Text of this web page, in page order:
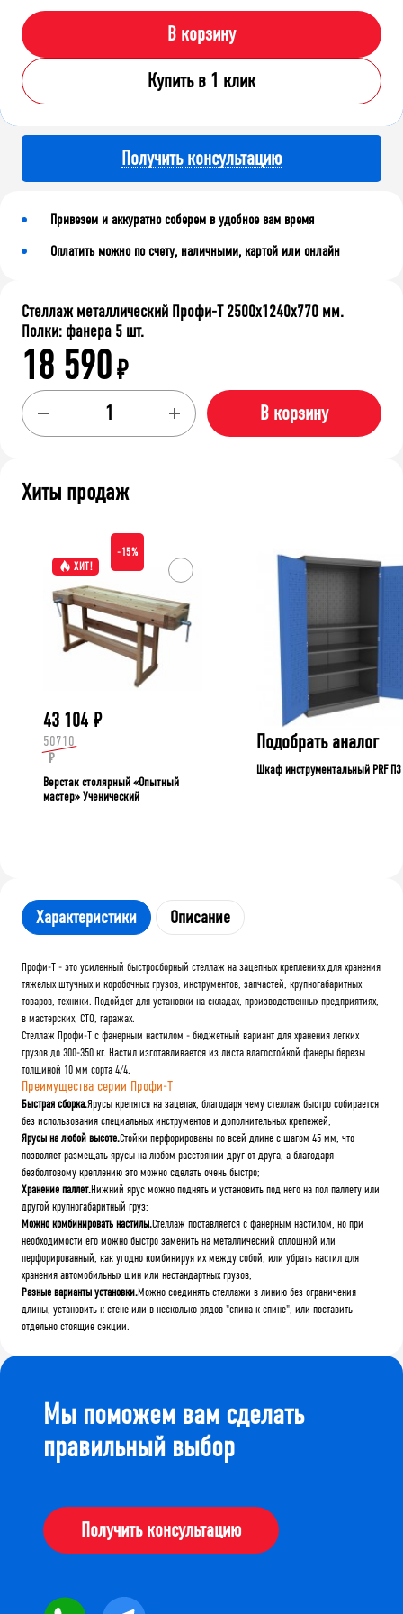
В корзину
Купить в 1 клик
Получить консультацию
Привезем и аккуратно соберем в удобное вам время
Оплатить можно по счету, наличными, картой или онлайн
Стеллаж металлический Профи-Т 2500x1240x770 мм.
Полки: фанера 5 шт.
18 590₽
В корзину
Хиты продаж
ХИТ!
-15%
43 104 ₽
50710
₽
Верстак столярный «Опытный
мастер» Ученический
Подобрать аналог
Шкаф инструментальный PRF П3
Характеристики Описание
Профи-Т - это усиленный быстросборный стеллаж на зацепных креплениях для хранения
тяжелых штучных и коробочных грузов, инструментов, запчастей, крупногабаритных
товаров, техники. Подойдет для установки на складах, производственных предприятиях,
в мастерских, СТО, гаражах.
Стеллаж Профи-Т с фанерным настилом - бюджетный вариант для хранения легких
грузов до 300-350 кг. Настил изготавливается из листа влагостойкой фанеры березы
толщиной 10 мм сорта 4/4.
Преимущества серии Профи-Т
Быстрая сборка.Ярусы крепятся на зацепах, благодаря чему стеллаж быстро собирается
без использования специальных инструментов и дополнительных крепежей;
Ярусы на любой высоте.Стойки перфорированы по всей длине с шагом 45 мм, что
позволяет размещать ярусы на любом расстоянии друг от друга, а благодаря
безболтовому креплению это можно сделать очень быстро;
Хранение паллет.Нижний ярус можно поднять и установить под него на пол паллету или
другой крупногабаритный груз;
Можно комбинировать настилы.Стеллаж поставляется с фанерным настилом, но при
необходимости его можно быстро заменить на металлический сплошной или
перфорированный, как угодно комбинируя их между собой, или убрать настил для
хранения автомобильных шин или нестандартных грузов;
Разные варианты установки.Можно соединять стеллажи в линию без ограничения
длины, установить к стене или в несколько рядов "спина к спине", или поставить
отдельно стоящие секции.
Мы поможем вам сделать
правильный выбор
Получить консультацию